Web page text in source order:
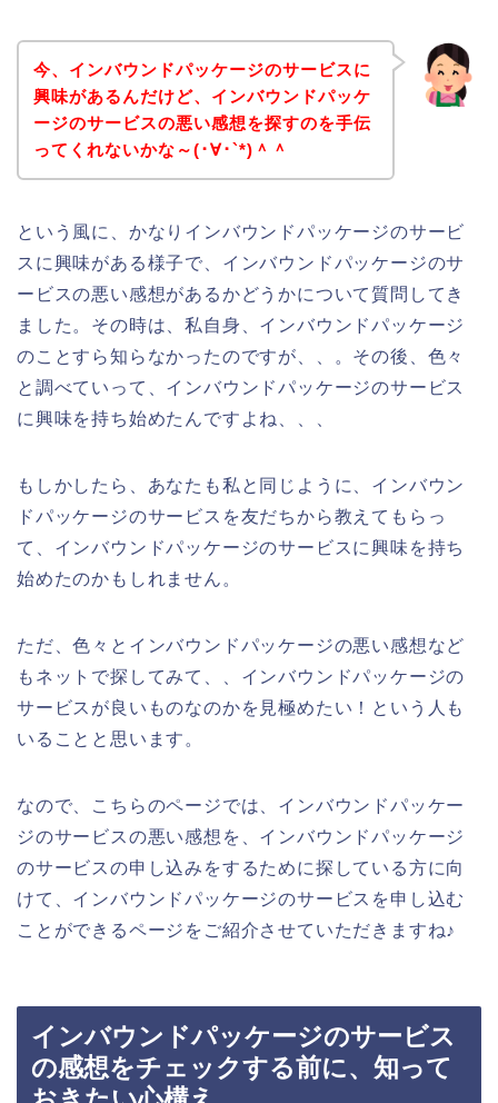
今、インバウンドパッケージのサービスに
興味があるんだけど、インバウンドパッケ
ージのサービスの悪い感想を探すのを手伝
ってくれないかな～(･∀･`*)＾＾
という風に、かなりインバウンドパッケージのサービ
スに興味がある様子で、インバウンドパッケージのサ
ービスの悪い感想があるかどうかについて質問してき
ました。その時は、私自身、インバウンドパッケージ
のことすら知らなかったのですが、、。その後、色々
と調べていって、インバウンドパッケージのサービス
に興味を持ち始めたんですよね、、、
もしかしたら、あなたも私と同じように、インバウン
ドパッケージのサービスを友だちから教えてもらっ
て、インバウンドパッケージのサービスに興味を持ち
始めたのかもしれません。
ただ、色々とインバウンドパッケージの悪い感想など
もネットで探してみて、、インバウンドパッケージの
サービスが良いものなのかを見極めたい！という人も
いることと思います。
なので、こちらのページでは、インバウンドパッケー
ジのサービスの悪い感想を、インバウンドパッケージ
のサービスの申し込みをするために探している方に向
けて、インバウンドパッケージのサービスを申し込む
ことができるページをご紹介させていただきますね♪
インバウンドパッケージのサービス
の感想をチェックする前に、知って